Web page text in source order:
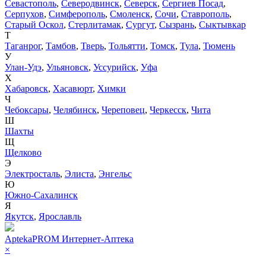
Севастополь, Северодвинск, Северск, Сергиев Посад,
Серпухов, Симферополь, Смоленск, Сочи, Ставрополь,
Старый Оскол, Стерлитамак, Сургут, Сызрань, Сыктывкар
Т
Таганрог, Тамбов, Тверь, Тольятти, Томск, Тула, Тюмень
У
Улан-Удэ, Ульяновск, Уссурийск, Уфа
Х
Хабаровск, Хасавюрт, Химки
Ч
Чебоксары, Челябинск, Череповец, Черкесск, Чита
Ш
Шахты
Щ
Щелково
Э
Электросталь, Элиста, Энгельс
Ю
Южно-Сахалинск
Я
Якутск, Ярославль
AptekaPROM Интернет-Аптека
×